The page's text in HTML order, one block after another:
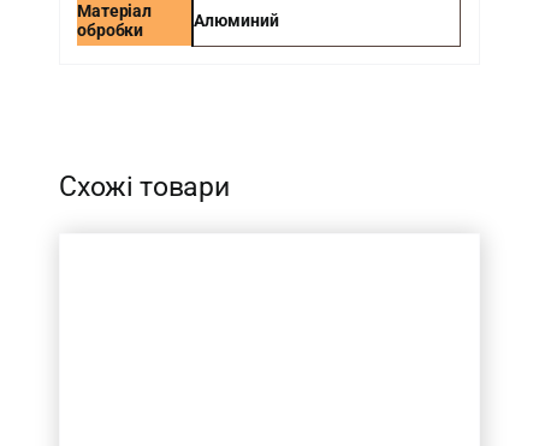
Матеріал
обробки
Алюминий
Схожі товари